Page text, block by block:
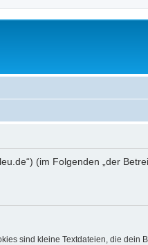
(im Folgenden „der
sind kleine Textdateien, die